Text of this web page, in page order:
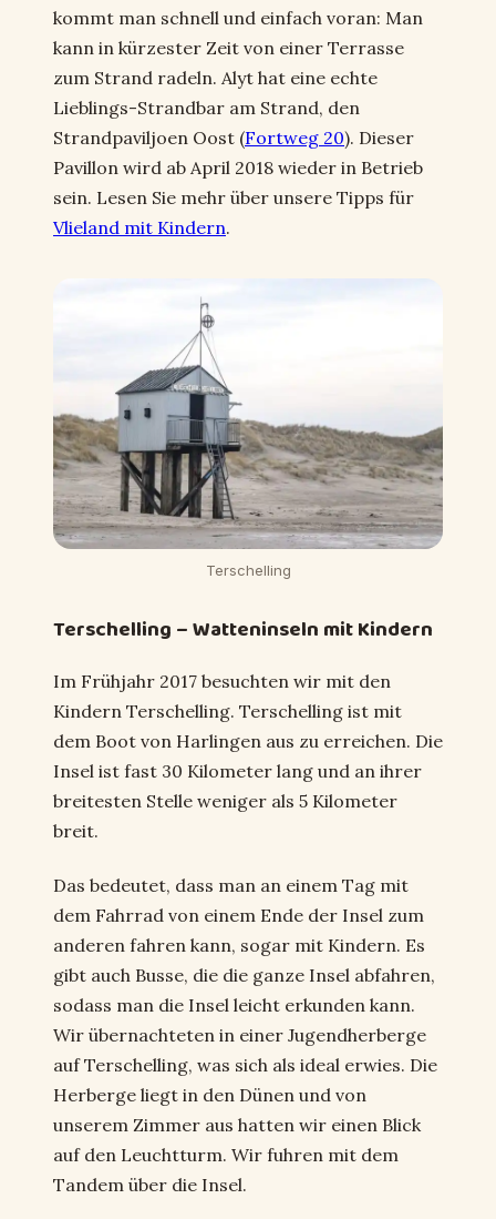
kommt man schnell und einfach voran: Man
kann in kürzester Zeit von einer Terrasse
zum Strand radeln. Alyt hat eine echte
Lieblings-Strandbar am Strand, den
Strandpaviljoen Oost (Fortweg 20). Dieser
Pavillon wird ab April 2018 wieder in Betrieb
sein. Lesen Sie mehr über unsere Tipps für
Vlieland mit Kindern.
Terschelling
Terschelling – Watteninseln mit Kindern
Im Frühjahr 2017 besuchten wir mit den
Kindern Terschelling. Terschelling ist mit
dem Boot von Harlingen aus zu erreichen. Die
Insel ist fast 30 Kilometer lang und an ihrer
breitesten Stelle weniger als 5 Kilometer
breit.
Das bedeutet, dass man an einem Tag mit
dem Fahrrad von einem Ende der Insel zum
anderen fahren kann, sogar mit Kindern. Es
gibt auch Busse, die die ganze Insel abfahren,
sodass man die Insel leicht erkunden kann.
Wir übernachteten in einer Jugendherberge
auf Terschelling, was sich als ideal erwies. Die
Herberge liegt in den Dünen und von
unserem Zimmer aus hatten wir einen Blick
auf den Leuchtturm. Wir fuhren mit dem
Tandem über die Insel.